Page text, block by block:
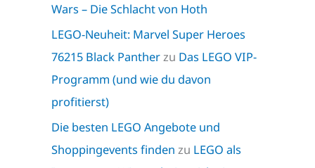
Wars – Die Schlacht von Hoth
LEGO-Neuheit: Marvel Super Heroes
76215 Black Pantherzu Das LEGO VIP-
Programm (und wie du davon
profitierst)
Die besten LEGO Angebote und
Shoppingevents finden zu LEGO als